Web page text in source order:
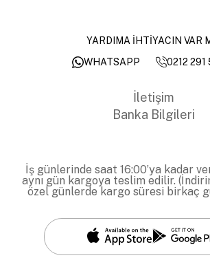
YARDIMA İHTİYACIN VAR
WHATSAPP
0212 291
İletişim
Banka Bilgileri
İş günlerinde saat 16:00’ya kadar
aynı gün kargoya teslim edilir.
özel günlerde kargo süresi birkaç